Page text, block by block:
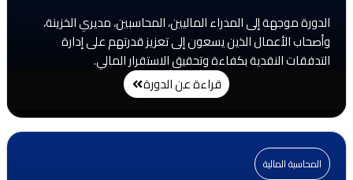
الدورة موجهة إلى المدراء الماليين، المحاسبين، مديري الخزينة،
وأصحاب الأعمال الذين يسعون إلى تعزيز قدرتهم على إدارة
التدفقات النقدية بكفاءة وتحقيق الاستقرار المالي.
قراءة عن الدورة
المحاسبة المالية